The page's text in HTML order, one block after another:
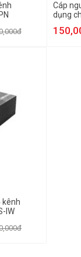
Cáp
dụng
kênh
IW